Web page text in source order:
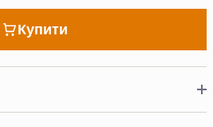
Купити